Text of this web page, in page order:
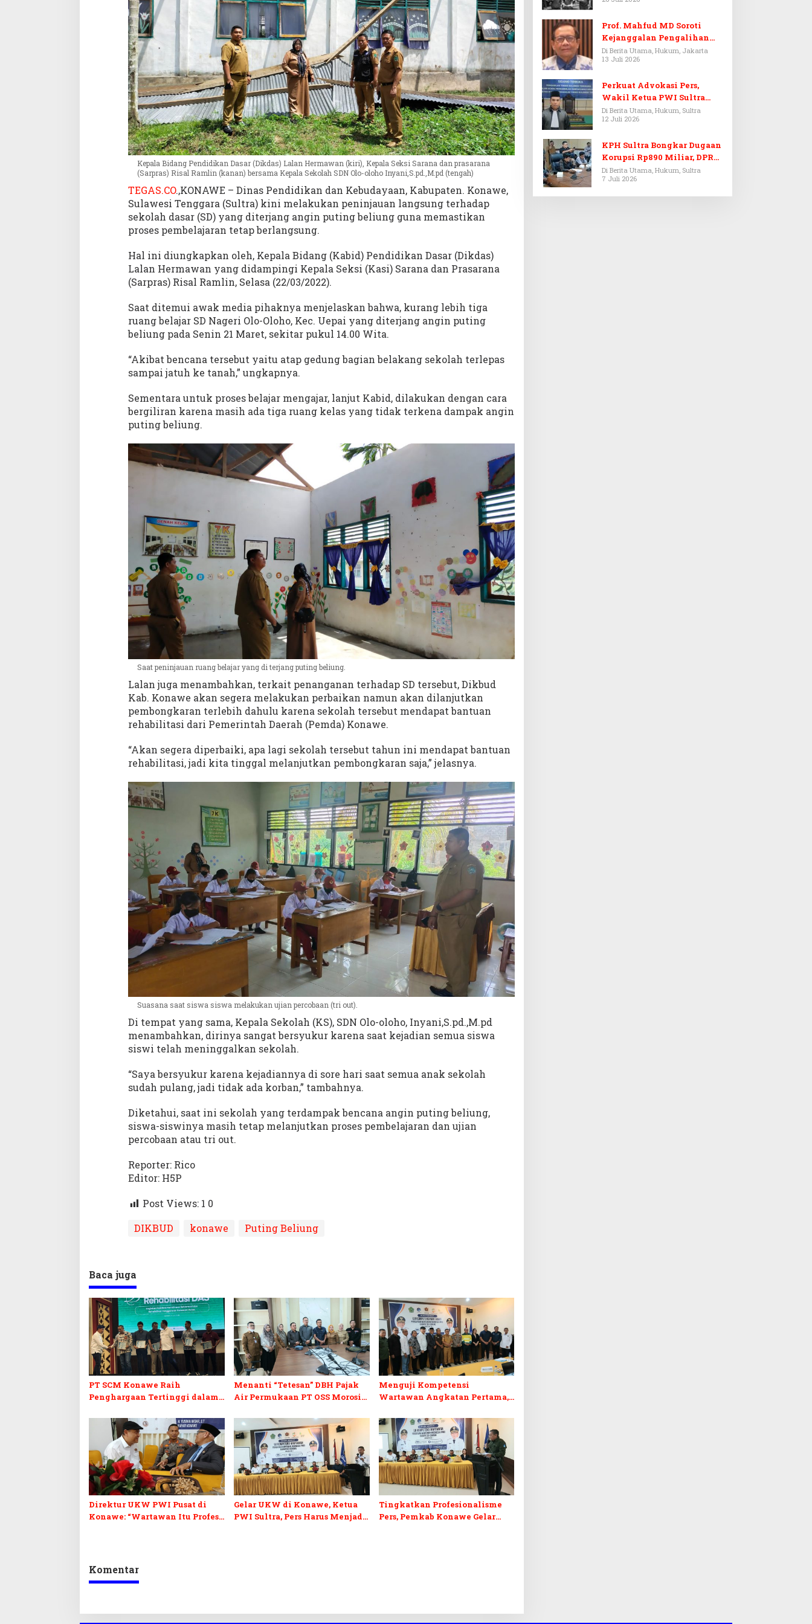
o
L
a
k
u
k
a
n
P
e
n
n
j
u
n
Kepala Bidang Pendidikan Dasar (Dikdas) Lalan Hermawan (kiri), Kepala Seksi Sarana dan prasarana
(Sarpras) Risal Ramlin (kanan) bersama Kepala Sekolah SDN Olo-oloho Inyani,S.pd.,M.pd (tengah)
TEGAS.CO.,KONAWE – Dinas Pendidikan dan Kebudayaan, Kabupaten. Konawe,
Sulawesi Tenggara (Sultra) kini melakukan peninjauan langsung terhadap
sekolah dasar (SD) yang diterjang angin puting beliung guna memastikan
proses pembelajaran tetap berlangsung.
Hal ini diungkapkan oleh, Kepala Bidang (Kabid) Pendidikan Dasar (Dikdas)
Lalan Hermawan yang didampingi Kepala Seksi (Kasi) Sarana dan Prasarana
(Sarpras) Risal Ramlin, Selasa (22/03/2022).
Saat ditemui awak media pihaknya menjelaskan bahwa, kurang lebih tiga
ruang belajar SD Nageri Olo-Oloho, Kec. Uepai yang diterjang angin puting
beliung pada Senin 21 Maret, sekitar pukul 14.00 Wita.
“Akibat bencana tersebut yaitu atap gedung bagian belakang sekolah terlepas
sampai jatuh ke tanah,” ungkapnya.
Sementara untuk proses belajar mengajar, lanjut Kabid, dilakukan dengan cara
bergiliran karena masih ada tiga ruang kelas yang tidak terkena dampak angin
puting beliung.
Saat peninjauan ruang belajar yang di terjang puting beliung.
Lalan juga menambahkan, terkait penanganan terhadap SD tersebut, Dikbud
Kab. Konawe akan segera melakukan perbaikan namun akan dilanjutkan
pembongkaran terlebih dahulu karena sekolah tersebut mendapat bantuan
rehabilitasi dari Pemerintah Daerah (Pemda) Konawe.
“Akan segera diperbaiki, apa lagi sekolah tersebut tahun ini mendapat bantuan
rehabilitasi, jadi kita tinggal melanjutkan pembongkaran saja,” jelasnya.
Suasana saat siswa siswa melakukan ujian percobaan (tri out).
Di tempat yang sama, Kepala Sekolah (KS), SDN Olo-oloho, Inyani,S.pd.,M.pd
menambahkan, dirinya sangat bersyukur karena saat kejadian semua siswa
siswi telah meninggalkan sekolah.
“Saya bersyukur karena kejadiannya di sore hari saat semua anak sekolah
sudah pulang, jadi tidak ada korban,” tambahnya.
Diketahui, saat ini sekolah yang terdampak bencana angin puting beliung,
siswa-siswinya masih tetap melanjutkan proses pembelajaran dan ujian
percobaan atau tri out.
Reporter: Rico
Editor: H5P
Post Views: 1 0
DIKBUD
konawe Puting Beliung
Baca juga
PT SCM Konawe Raih
Penghargaan Tertinggi dalam
Sungai di Sultra
Menanti “Tetesan” DBH Pajak
Air Permukaan PT OSS Morosi
Menguji Kompetensi
Wartawan Angkatan Pertama,
Direktur UKW PWI Pusat di
Konawe: “Wartawan Itu Profesi
Gelar UKW di Konawe, Ketua
PWI Sultra, Pers Harus Menjadi
Tingkatkan Profesionalisme
Pers, Pemkab Konawe Gelar
Komentar
Prof. Mahfud MD Soroti
Kejanggalan Pengalihan
Penyelidikan Tersangka
Febrie Adriansyah
Di Berita Utama, Hukum, Jakarta
13 Juli 2026
Perkuat Advokasi Pers,
Wakil Ketua PWI Sultra
Resmi Dilantik Menjadi
Advokat PERADI
Di Berita Utama, Hukum, Sultra
12 Juli 2026
KPH Sultra Bongkar Dugaan
Korupsi Rp890 Miliar, DPRD
Sultra Gelar RDP
Di Berita Utama, Hukum, Sultra
7 Juli 2026